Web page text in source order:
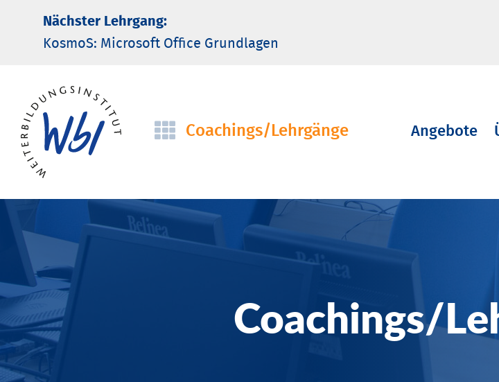
Nächster Lehrgang:
KosmoS: Microsoft Office Grund­lagen
Navigation
Coachings/­Lehrgänge
Navigation
Angebote
Coachings/­